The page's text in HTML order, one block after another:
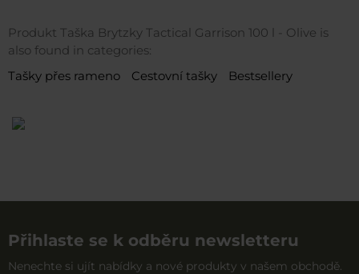
Produkt Taška Brytzky Tactical Garrison 100 l - Olive is
also found in categories:
Tašky přes rameno
Cestovní tašky Bestsellery
Přihlaste se k odběru newsletteru
Nenechte si ujít nabídky a nové produkty v našem obchodě.